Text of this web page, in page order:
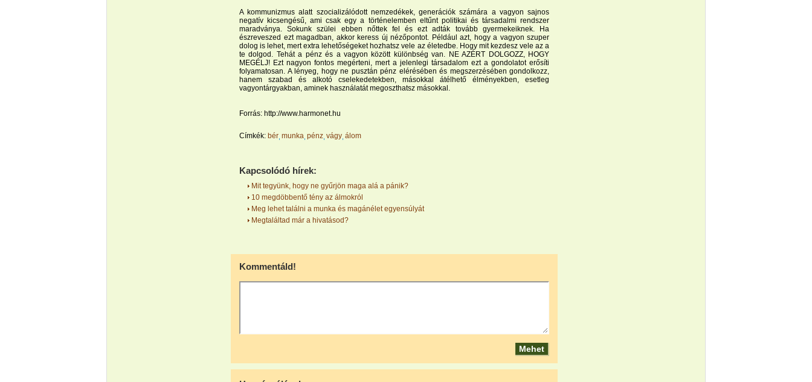
A kommunizmus alatt szocializálódott nemzedékek, generációk számára a vagyon sajnos
negatív kicsengésű, ami csak egy a történelemben eltűnt politikai és társadalmi rendszer
maradványa. Sokunk szülei ebben nőttek fel és ezt adták tovább gyermekeiknek. Ha
észreveszed ezt magadban, akkor keress új nézőpontot. Például azt, hogy a vagyon szuper
dolog is lehet, mert extra lehetőségeket hozhatsz vele az életedbe. Hogy mit kezdesz vele az a
te dolgod. Tehát a pénz és a vagyon között különbség van. NE AZÉRT DOLGOZZ, HOGY
MEGÉLJ! Ezt nagyon fontos megérteni, mert a jelenlegi társadalom ezt a gondolatot erősíti
folyamatosan. A lényeg, hogy ne pusztán pénz elérésében és megszerzésében gondolkozz,
hanem szabad és alkotó cselekedetekben, másokkal átélhető élményekben, esetleg
vagyontárgyakban, aminek használatát megoszthatsz másokkal.
Forrás: http://www.harmonet.hu
Címkék: bér munka pénz vágy álom
Kapcsolódó hírek:
Mit tegyünk, hogy ne gyűrjön maga alá a pánik?
10 megdöbbentő tény az álmokról
Meg lehet találni a munka és magánélet egyensúlyát
Megtaláltad már a hivatásod?
Kommentáld!